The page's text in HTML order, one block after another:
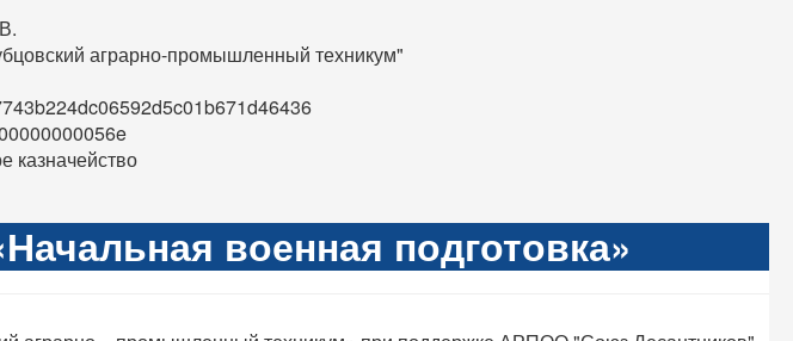
аграрно-промышленный техникум"
казначейство
военная подготовка»